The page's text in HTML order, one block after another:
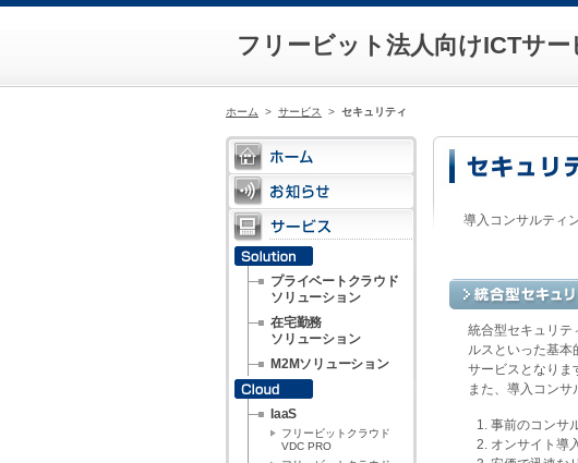
フリービット法人向けICTサー
ホーム > サービス > セキュリティ
プライベートクラウド
ソリューション
在宅勤務
ソリューション
M2Mソリューション
IaaS
フリービットクラウド
VDC PRO
導入コンサルティ
統合型セキュリテ
ルスといった基本
サービスとなりま
また、導入コンサ
事前のコンサ
オンサイト導